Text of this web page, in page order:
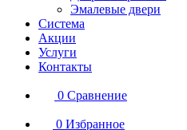
Эмалевые двери
Система
Акции
Услуги
Контакты
0 Сравнение
0 Избранное